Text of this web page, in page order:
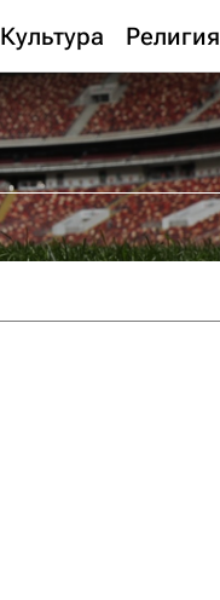
Культура Религия